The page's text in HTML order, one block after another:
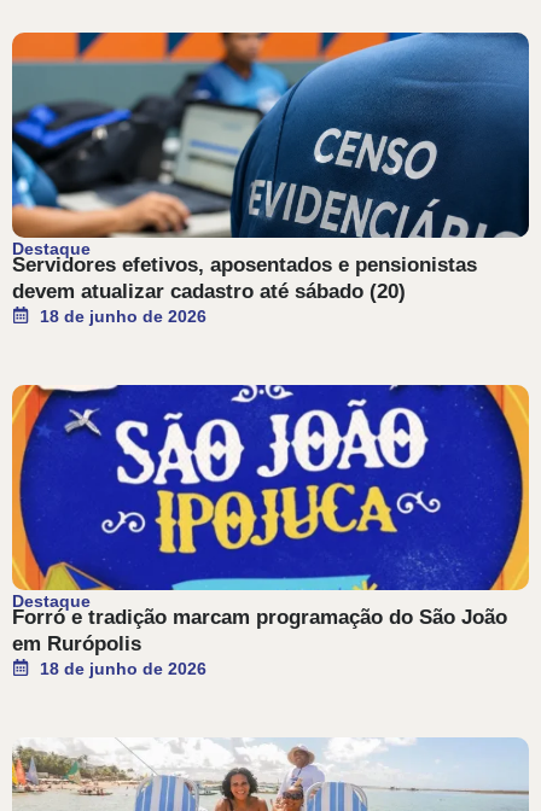
Destaque
Servidores efetivos, aposentados e pensionistas
devem atualizar cadastro até sábado (20)
18 de junho de 2026
Destaque
Forró e tradição marcam programação do São João
em Rurópolis
18 de junho de 2026